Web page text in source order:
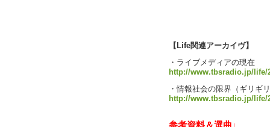
【Life関連アーカイヴ】
・ライブメディアの現在
http://www.tbsradio.jp/life/
・情報社会の限界（ギリギ
http://www.tbsradio.jp/life/
参考資料＆選曲↓